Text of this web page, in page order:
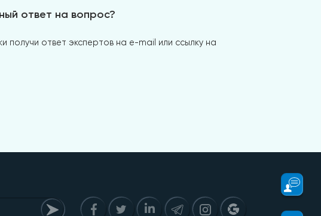
ответ на вопрос?
получи ответ экспертов на e-mail или ссылку на